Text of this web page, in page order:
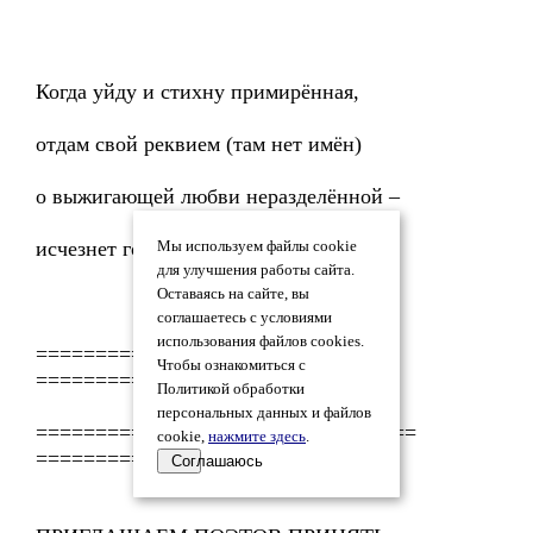
Когда уйду и стихну примирённая,
отдам свой реквием (там нет имён)
о выжигающей любви неразделённой –
исчезнет гордость – ей ты ослеплён!
========= ============
========================
=============== ================
==================
Мы используем файлы cookie
для улучшения работы сайта.
Оставаясь на сайте, вы
соглашаетесь с условиями
использования файлов cookies.
Чтобы ознакомиться с
Политикой обработки
персональных данных и файлов
cookie, нажмите здесь.
Соглашаюсь